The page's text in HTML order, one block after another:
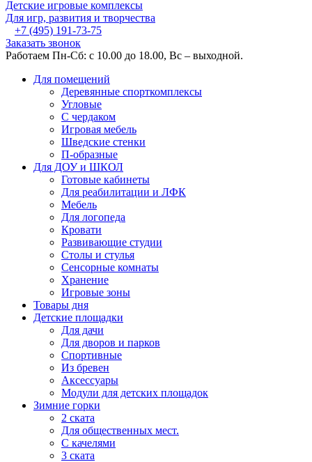
Детские игровые комплексы
Для игр, развития и творчества
+7 (495) 191-73-75
Заказать звонок
Работаем Пн-Сб: с 10.00 до 18.00, Вс – выходной.
Для помещений
Деревянные спорткомплексы
Угловые
С чердаком
Игровая мебель
Шведские стенки
П-образные
Для ДОУ и ШКОЛ
Готовые кабинеты
Для реабилитации и ЛФК
Мебель
Для логопеда
Кровати
Развивающие студии
Столы и стулья
Сенсорные комнаты
Хранение
Игровые зоны
Товары дня
Детские площадки
Для дачи
Для дворов и парков
Спортивные
Из бревен
Аксессуары
Модули для детских площадок
Зимние горки
2 ската
Для общественных мест.
С качелями
3 ската